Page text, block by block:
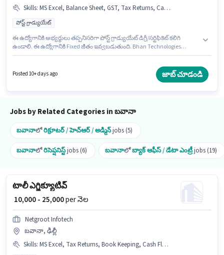
Skills: MS Excel, Balance Sheet, GST, Tax Returns, Cash Flow
పోస్ట్ గ్రాడ్యుయేట్
ఈ ఉద్యోగానికి అభ్యర్థులు తప్పనిసరిగా పోస్ట్ గ్రాడ్యుయేట్ డిగ్రీ/సర్టిఫికెట్ కలిగి
ఉండాలి. ఈ ఉద్యోగానికి Fixed జీతం ఇవ్వబడుతుంది. Bhan Technologies
Excel, Tax Returns ఉండాలి. ఈ ఖాళీ బవానా, ఢిల్లీ లో ఉంది. ఈ ఉద్యోగం 1 - 2 ఏళ్లు
సంవత్సరాల అనుభవం ఉన్న వారికి కోసం, నెల జీతం ₹20000 ఉంటుంది.
Posted 10+ days ago జాబ్ చూడండి
Jobs by Related Categories in బవానా
బవానాలోరిక్రూటర్ / హెచ్ఆర్ / అడ్మిన్jobs (5)
బవానాలోరిసెప్షనిస్ట్jobs (6) బవానాలోబ్యాక్ ఆఫీస్ / డేటా ఎంట్రీjobs (19)
టాలీ ఎగ్జిక్యూటివ్
₹ 10,000 - 25,000per నెల
Netgroot Infotech
బవానా, ఢిల్లీ
Skills: MS Excel, Tax Returns, Book Keeping, Cash Flow, Tally, Balance Sheet